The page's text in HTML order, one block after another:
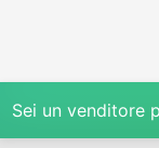
Sei un venditore